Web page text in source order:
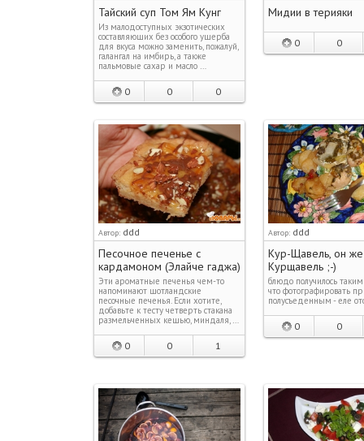
Тайский суп Том Ям Кунг
Из малодоступных экзотических
составляющих без особого ущерба
для вкуса можно заменить, пожалуй,
галангал на имбирь, а также
пальмовые сахар и масло …
0 0 0
Мидии в терияки
0 0
Автор: ddd
Песочное печенье с
кардамоном (Элайче гаджа)
Эти ароматные печенья чем-то
напоминают шотландские
песочные печенья. Если хотите,
добавьте к тесту четверть стакана
размельченных кешью, миндаля, …
0 0 1
Автор: ddd
Кур-Щавель, он же
Курщавель ;-)
блюдо получилось
что фотографировать
полусъеденным - еле
0 0